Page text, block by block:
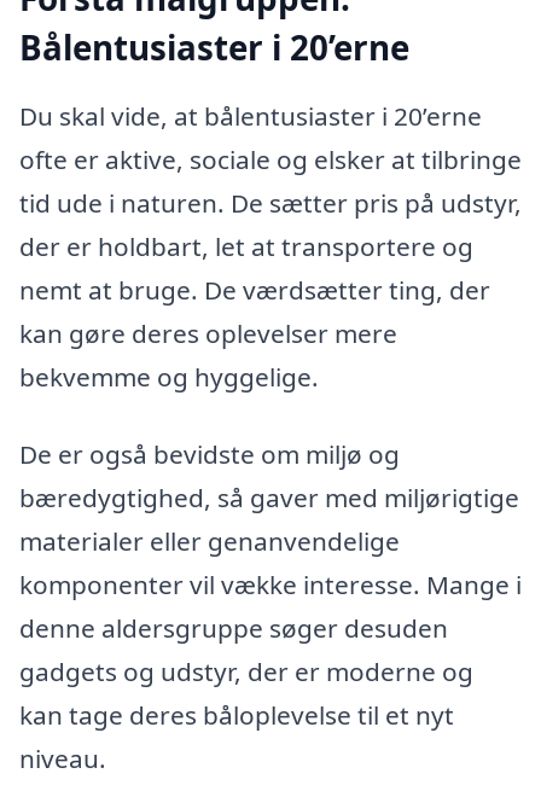
Bålentusiaster i 20’erne
Du skal vide, at bålentusiaster i 20’erne
ofte er aktive, sociale og elsker at tilbringe
tid ude i naturen. De sætter pris på udstyr,
der er holdbart, let at transportere og
nemt at bruge. De værdsætter ting, der
kan gøre deres oplevelser mere
bekvemme og hyggelige.
De er også bevidste om miljø og
bæredygtighed, så gaver med miljørigtige
materialer eller genanvendelige
komponenter vil vække interesse. Mange i
denne aldersgruppe søger desuden
gadgets og udstyr, der er moderne og
kan tage deres båloplevelse til et nyt
niveau.